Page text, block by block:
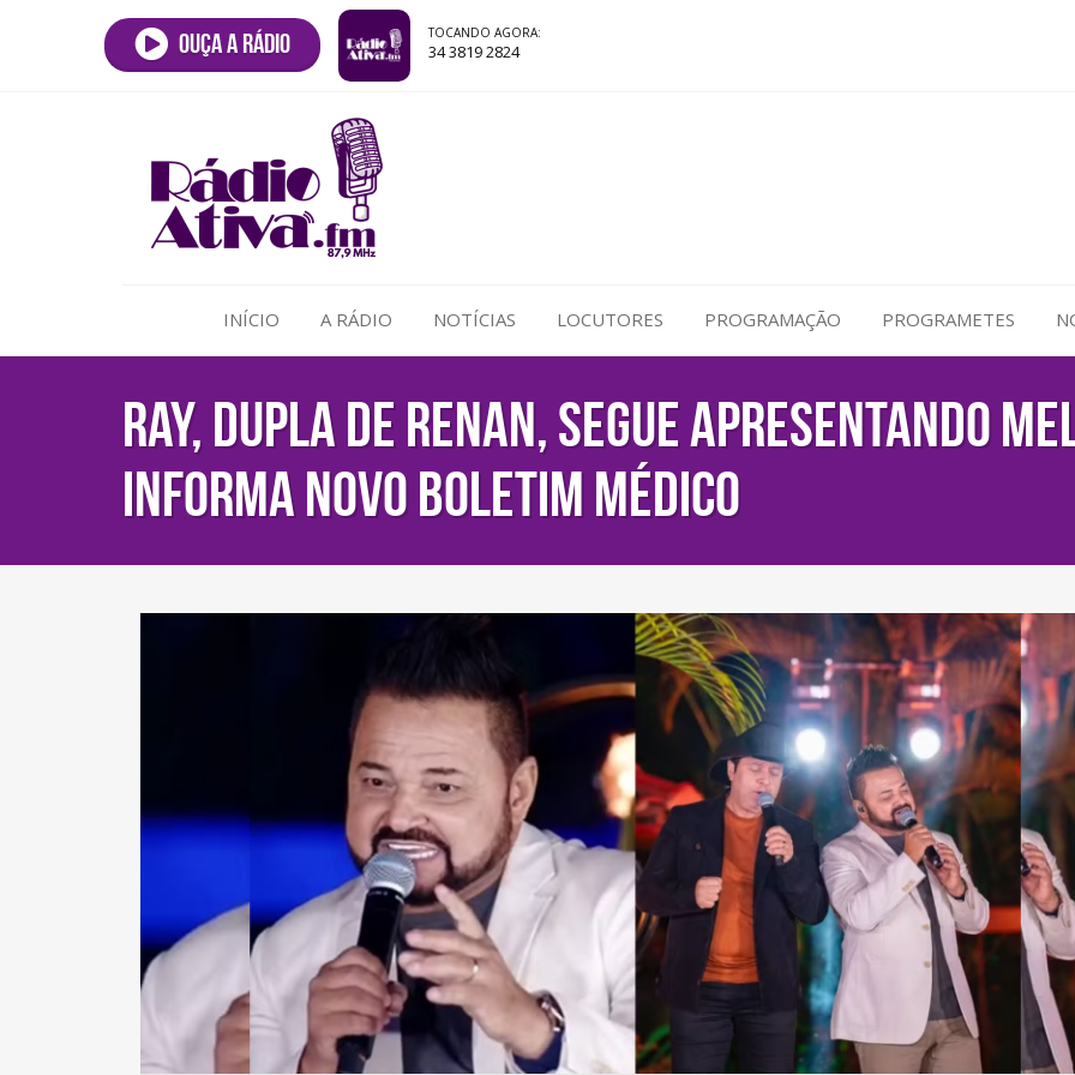
Ouça a rádio TOCANDO AGORA:
34 3819 2824
INÍCIO A RÁDIO NOTÍCIAS LOCUTORES PROGRAMAÇÃO PROGRAMETES
Ray, dupla de Renan, segue apresentando
informa novo boletim médico